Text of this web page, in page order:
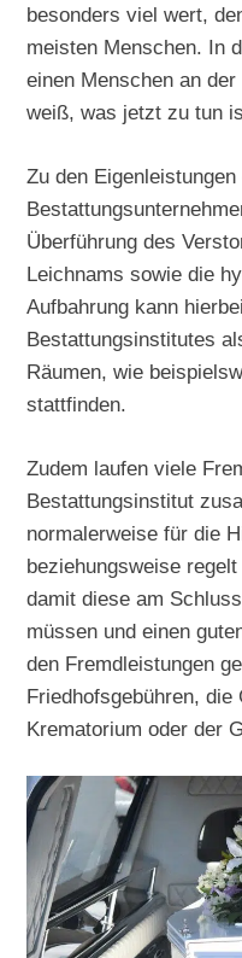
besonders viel wert,
meisten Menschen. In
einen Menschen an
weiß, was jetzt zu tun
Zu den Eigenleistungen
Überführung des
Leichnams sowie die
Aufbahrung kann
Bestattungsinstitutes
Räumen, wie
stattfinden.
Zudem laufen viele
Bestattungsinstitut
normalerweise für die
beziehungsweise
damit diese am
müssen und einen
den Fremdleistungen
Friedhofsgebühren, die
Krematorium oder der